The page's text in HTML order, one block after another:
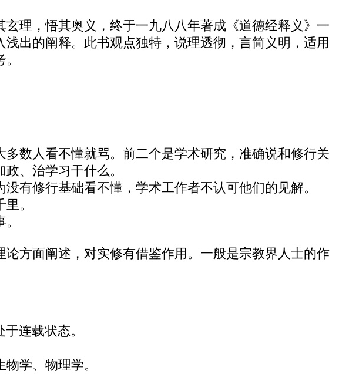
理，悟其奥义，终于一九八八年著成《道德经释义》一
出的阐释。此书观点独特，说理透彻，言简义明，适用
数人看不懂就骂。前二个是学术研究，准确说和修行关
、治学习干什么。
有修行基础看不懂，学术工作者不认可他们的见解。
。
方面阐述，对实修有借鉴作用。一般是宗教界人士的作
连载状态。
学、物理学。